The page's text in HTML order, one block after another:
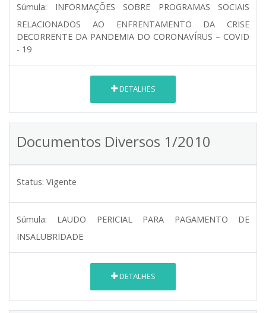
Súmula:
INFORMAÇÕES SOBRE PROGRAMAS SOCIAIS
RELACIONADOS AO ENFRENTAMENTO DA CRISE
DECORRENTE DA PANDEMIA DO CORONAVÍRUS – COVID
- 19
DETALHES
Documentos Diversos 1/2010
Status: Vigente
Súmula:
LAUDO PERICIAL PARA PAGAMENTO DE
INSALUBRIDADE
DETALHES